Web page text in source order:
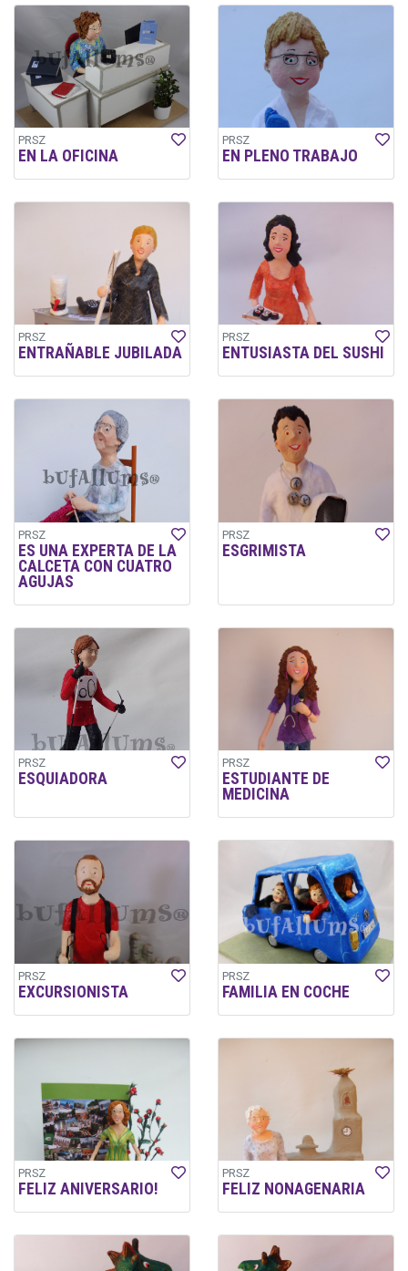
PRSZ
EN LA OFICINA
PRSZ
EN PLENO TRABAJO
PRSZ
ENTRAÑABLE JUBILADA
PRSZ
ENTUSIASTA DEL SUSHI
PRSZ
ES UNA EXPERTA DE LA
CALCETA CON CUATRO
AGUJAS
PRSZ
ESGRIMISTA
PRSZ
ESQUIADORA
PRSZ
ESTUDIANTE DE
MEDICINA
PRSZ
EXCURSIONISTA
PRSZ
FAMILIA EN COCHE
PRSZ
FELIZ ANIVERSARIO!
PRSZ
FELIZ NONAGENARIA